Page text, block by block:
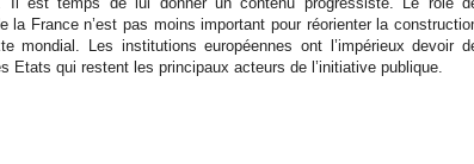
la France n’est pas moins important pour réorienter la
mondial. Les institutions européennes ont l’impérieux devoir
Etats qui restent les principaux acteurs de l’initiative publique.